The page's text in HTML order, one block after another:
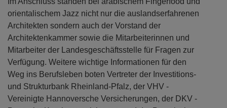
orientalischem Jazz nicht nur die auslandserfahrenen
Architekten sondern auch der Vorstand der
Architektenkammer sowie die Mitarbeiterinnen und
Mitarbeiter der Landesgeschäftsstelle für Fragen zur
Verfügung. Weitere wichtige Informationen für den
Weg ins Berufsleben boten Vertreter der Investitions-
und Strukturbank Rheinland-Pfalz, der VHV -
Vereinigte Hannoversche Versicherungen, der DKV -